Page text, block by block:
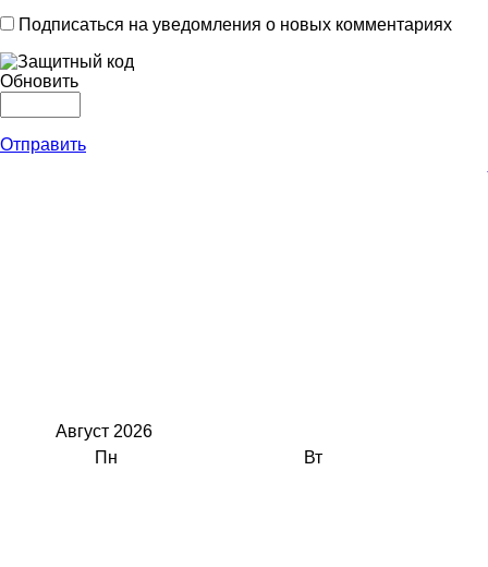
Подписаться на уведомления о новых комментариях
Обновить
Отправить
Август 2026
Пн
Вт